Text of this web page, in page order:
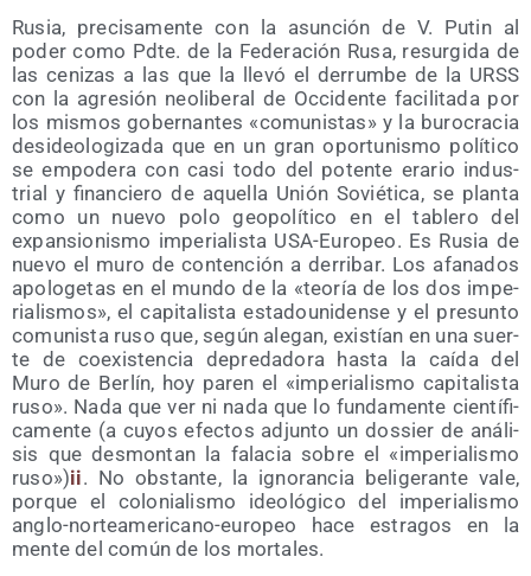
Rusia, pre­ci­sa­men­te con la asun­ción de V. Putin al
poder como Pdte. de la Fede­ra­ción Rusa, resur­gi­da de
las ceni­zas a las que la lle­vó el derrum­be de la URSS
con la agre­sión neo­li­be­ral de Occi­den­te faci­li­ta­da por
los mis­mos gober­nan­tes «comu­nis­tas» y la buro­cra­cia
des­ideo­lo­gi­za­da que en un gran opor­tu­nis­mo polí­ti­co
se empo­de­ra con casi todo del poten­te era­rio indus­
trial y finan­cie­ro de aque­lla Unión Sovié­ti­ca, se plan­ta
como un nue­vo polo geo­po­lí­ti­co en el table­ro del
expan­sio­nis­mo impe­ria­lis­ta USA-Euro­peo. Es Rusia de
nue­vo el muro de con­ten­ción a derri­bar. Los afa­na­dos
apo­lo­ge­tas en el mun­do de la «teo­ría de los dos impe­
ria­lis­mos», el capi­ta­lis­ta esta­dou­ni­den­se y el pre­sun­to
comu­nis­ta ruso que, según ale­gan, exis­tían en una suer­
te de coexis­ten­cia depre­da­do­ra has­ta la caí­da del
Muro de Ber­lín, hoy paren el «impe­ria­lis­mo capi­ta­lis­ta
ruso». Nada que ver ni nada que lo fun­da­men­te cien­tí­fi­
ca­men­te (a cuyos efec­tos adjun­to un dos­sier de aná­li­
sis que des­mon­tan la fala­cia sobre el «impe­ria­lis­mo
ruso»)ii. No obs­tan­te, la igno­ran­cia beli­ge­ran­te vale,
por­que el colo­nia­lis­mo ideo­ló­gi­co del impe­ria­lis­mo
anglo-nor­te­ame­ri­cano-euro­peo hace estra­gos en la
men­te del común de los mortales.